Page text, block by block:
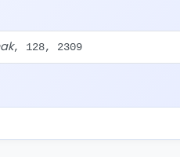
, 128, 2309